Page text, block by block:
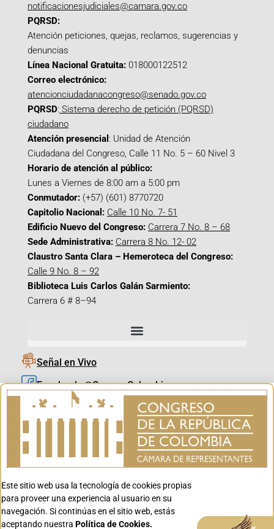
notificacionesjudiciales@camara.gov.co
PQRSD:
Atención peticiones, quejas, reclamos, sugerencias y
denuncias
Línea Nacional Gratuita: 018000122512
Correo electrónico:
atencionciudadanacongreso@senado.gov.co
PQRSD: Sistema derecho de petición (PQRSD)
ciudadano
Atención presencial : Unidad de Atención
Ciudadana del Congreso, Calle 11 No. 5 – 60 Nivel 3
Horario de atención al público:
Lunes a Viernes de 8:00 am a 5:00 pm
Conmutador: (+57) (601) 8770720
Capitolio Nacional: Calle 10 No. 7- 51
Edificio Nuevo del Congreso: Carrera 7 No. 8 – 68
Sede Administrativa: Carrera 8 No. 12- 02
Claustro Santa Clara – Hemeroteca del Congreso:
Calle 9 No. 8 – 92
Biblioteca Luis Carlos Galán Sarmiento:
Carrera 6 # 8–94
Señal en Vivo
Facebook_@CamaraColombia
Instagram_@CamaraColombia
X_@CamaraColombia
Youtube_@CamaraColombia
Youtube_@CanalCongreso
Este sitio web usa la tecnología de cookies propias
para proveer una experiencia al usuario en su
navegación. Si continúas en el sitio web, estás
aceptando nuestra Política de Cookies. Aceptar